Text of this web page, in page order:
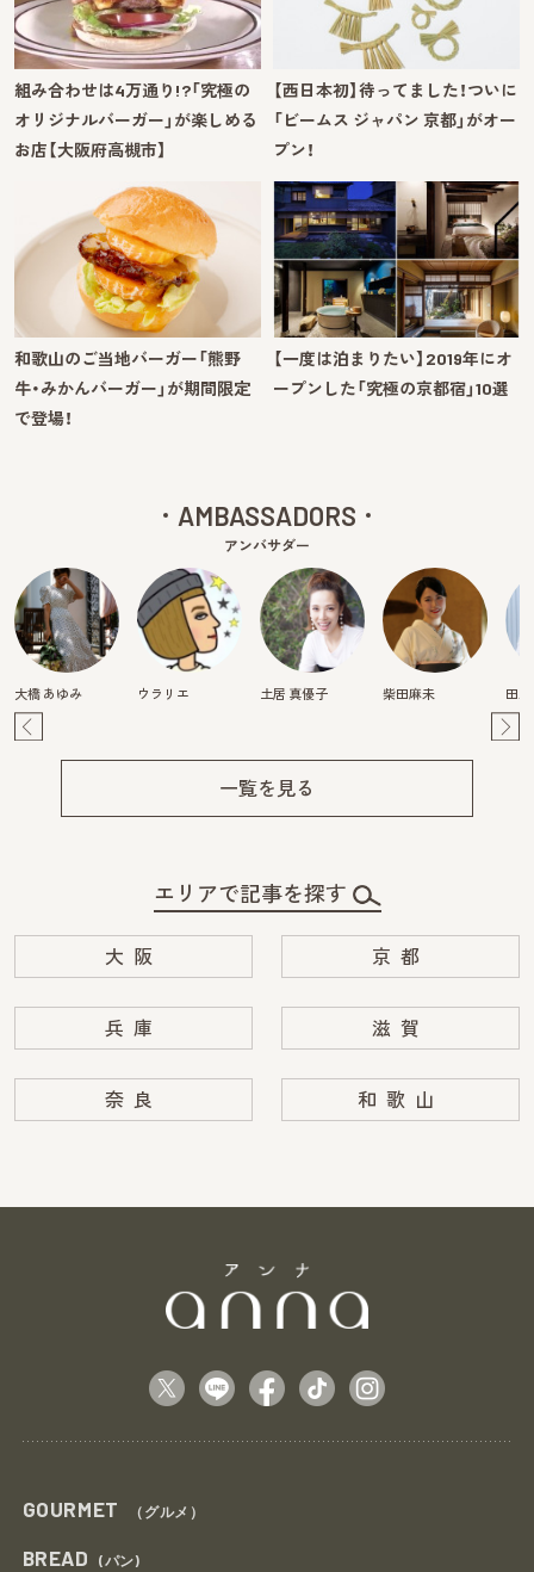
組み合わせは4万通り!?「究極の
オリジナルバーガー」が楽しめる
お店【大阪府高槻市】
【西日本初】待ってました！ついに
「ビームス ジャパン 京都」がオー
プン！
和歌山のご当地バーガー「熊野
牛・みかんバーガー」が期間限定
で登場！
【一度は泊まりたい】2019年にオ
ープンした「究極の京都宿」10選
AMBASSADORS
アンバサダー
大橋 あゆみ ウラリエ 土居 真優子 柴田麻未 田
一覧を見る
エリアで記事を探す
大阪 京都
兵庫 滋賀
奈良 和歌山
GOURMET （グルメ）
BREAD (パン)